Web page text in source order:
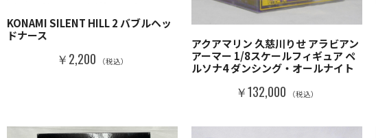
KONAMI SILENT HILL 2 バブルヘッ
ドナース
￥2,200 （税込）
アクアマリン 久慈川りせ アラビアン
アーマー 1/8スケールフィギュア ペ
ルソナ4 ダンシング・オールナイト
￥132,000 （税込）